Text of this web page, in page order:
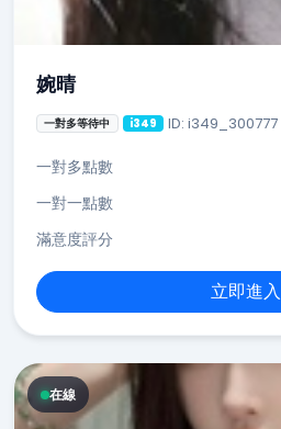
婉晴
一對多等待中 i349 ID: i349_300777
一對多點數
一對一點數
滿意度評分
立即進入
在線